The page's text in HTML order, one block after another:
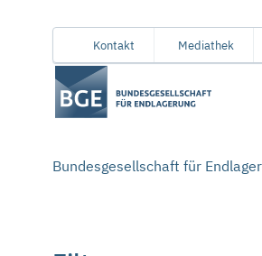
InhaltsbereichKontakt Mediathek
Bundesgesellschaft für